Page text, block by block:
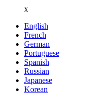
x
English
French
German
Portuguese
Spanish
Russian
Japanese
Korean